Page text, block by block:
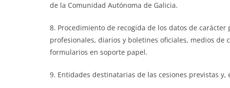
de la Comunidad Autónoma de Galicia.
8. Procedimiento de recogida de los datos de
profesionales, diarios y boletines oficiales, medios
formularios en soporte papel.
9. Entidades destinatarias de las cesiones previstas